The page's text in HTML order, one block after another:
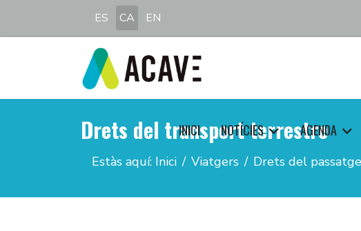
Seleccioni el seu idioma
ES CA EN
INICI NOTÍCIES AGENDA
Drets del transport terrestre
Estàs aquí: Inici Viatgers Drets del